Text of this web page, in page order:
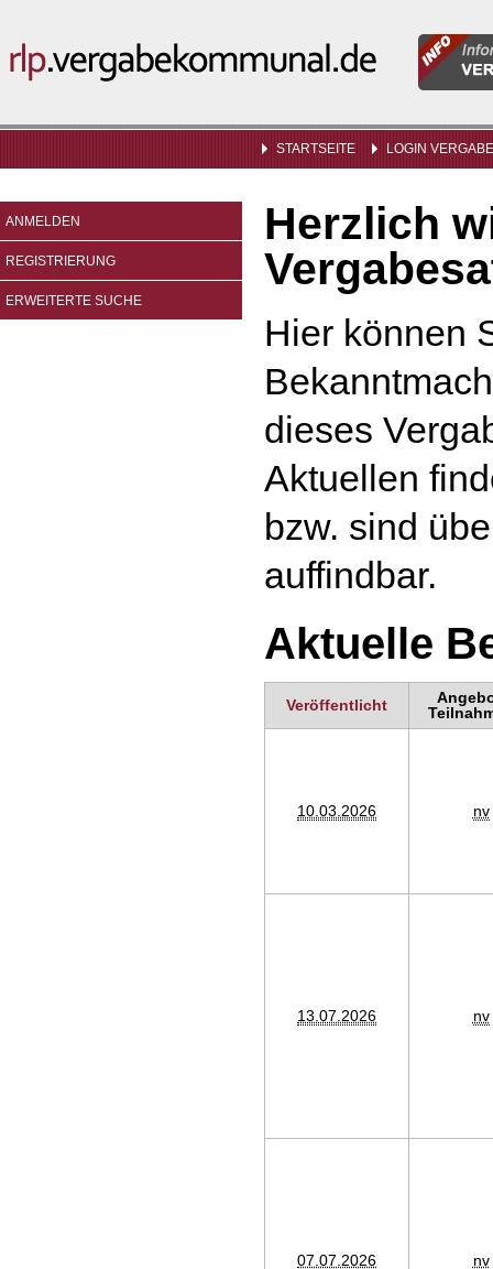
rlp.vergabekommunal.de
für
STARTSEITE LOGIN
ANMELDEN
REGISTRIERUNG
ERWEITERTE SUCHE
Herzlich
Hier können
dieses
Aktuellen
bzw. sind
auffindbar.
Aktuelle
Veröffentlicht
10.03.2026 nv
13.07.2026 nv
07.07.2026 nv